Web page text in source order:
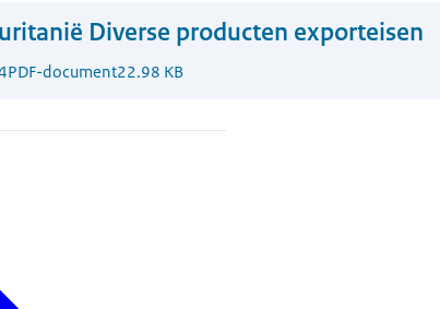
Diverse producten exporteisen
PDF-document22.98 KB